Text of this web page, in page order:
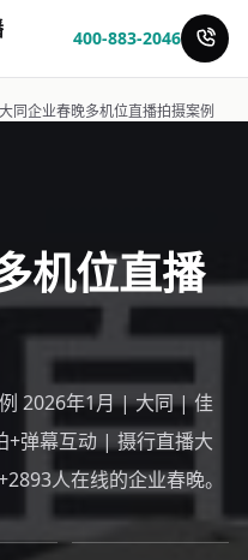
400-883-2046
大同企业春晚多机位直播拍摄案例
机位直播
2026年1月 | 大同 | 佳
+弹幕互动 | 摄行直播大
人在线的企业春晚。